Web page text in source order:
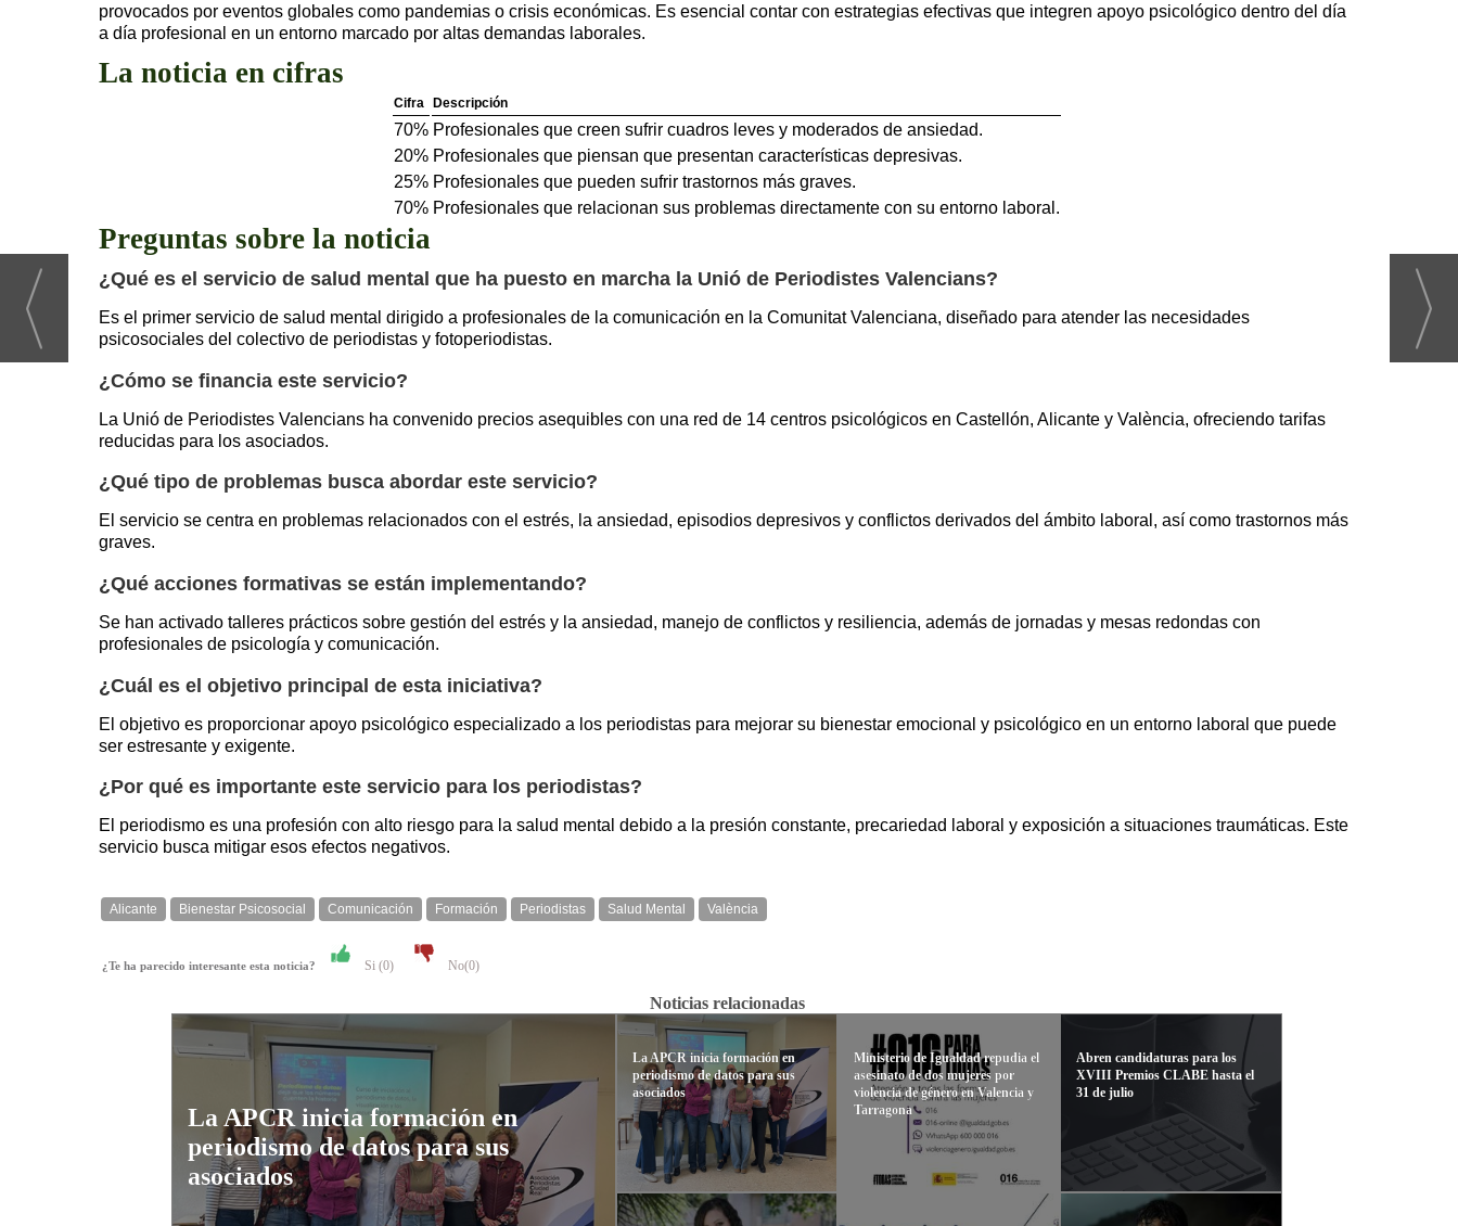
provocados por eventos globales como pandemias o crisis económicas. Es esencial contar con estrategias efectivas que integren apoyo psicológico dentro del día
a día profesional en un entorno marcado por altas demandas laborales.
La noticia en cifras
Cifra Descripción
70% Profesionales que creen sufrir cuadros leves y moderados de ansiedad.
20% Profesionales que piensan que presentan características depresivas.
25% Profesionales que pueden sufrir trastornos más graves.
70% Profesionales que relacionan sus problemas directamente con su entorno laboral.
Preguntas sobre la noticia
¿Qué es el servicio de salud mental que ha puesto en marcha la Unió de Periodistes Valencians?
Es el primer servicio de salud mental dirigido a profesionales de la comunicación en la Comunitat Valenciana, diseñado para atender las necesidades
psicosociales del colectivo de periodistas y fotoperiodistas.
¿Cómo se financia este servicio?
La Unió de Periodistes Valencians ha convenido precios asequibles con una red de 14 centros psicológicos en Castellón, Alicante y València, ofreciendo tarifas
reducidas para los asociados.
¿Qué tipo de problemas busca abordar este servicio?
El servicio se centra en problemas relacionados con el estrés, la ansiedad, episodios depresivos y conflictos derivados del ámbito laboral, así como trastornos más
graves.
¿Qué acciones formativas se están implementando?
Se han activado talleres prácticos sobre gestión del estrés y la ansiedad, manejo de conflictos y resiliencia, además de jornadas y mesas redondas con
profesionales de psicología y comunicación.
¿Cuál es el objetivo principal de esta iniciativa?
El objetivo es proporcionar apoyo psicológico especializado a los periodistas para mejorar su bienestar emocional y psicológico en un entorno laboral que puede
ser estresante y exigente.
¿Por qué es importante este servicio para los periodistas?
El periodismo es una profesión con alto riesgo para la salud mental debido a la presión constante, precariedad laboral y exposición a situaciones traumáticas. Este
servicio busca mitigar esos efectos negativos.
Alicante Bienestar Psicosocial Comunicación Formación Periodistas Salud Mental València
¿Te ha parecido interesante esta noticia? Si (0) No(0)
Noticias relacionadas
La APCR inicia formación en
periodismo de datos para sus
asociados
La APCR inicia formación en
periodismo de datos para sus
asociados
Ministerio de Igualdad repudia el
asesinato de dos mujeres por
violencia de género en Valencia y
Tarragona
Abren candidaturas para los
XVIII Premios CLABE hasta el
31 de julio